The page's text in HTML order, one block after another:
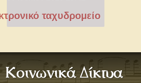
ταχυδρομείο
Κοινωνικά Δίκτυα